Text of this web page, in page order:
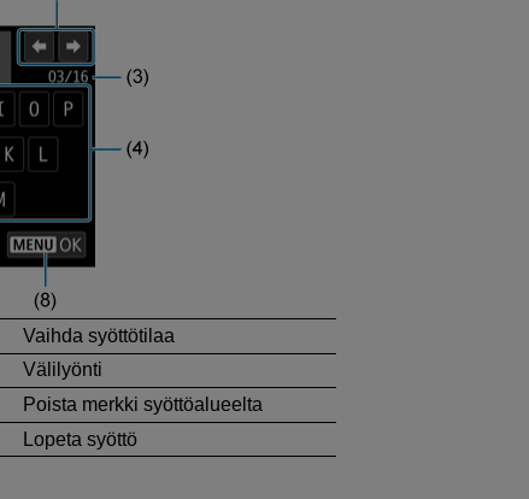
Vaihda syöttötilaa
Välilyönti
Poista merkki syöttöalueelta
Lopeta syöttö